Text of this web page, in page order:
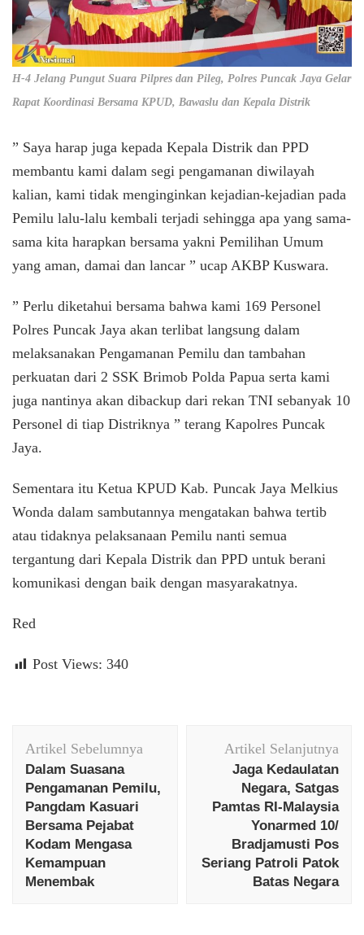
H-4 Jelang Pungut Suara Pilpres dan Pileg, Polres Puncak Jaya Gelar
Rapat Koordinasi Bersama KPUD, Bawaslu dan Kepala Distrik
” Saya harap juga kepada Kepala Distrik dan PPD
membantu kami dalam segi pengamanan diwilayah
kalian, kami tidak menginginkan kejadian-kejadian pada
Pemilu lalu-lalu kembali terjadi sehingga apa yang sama-
sama kita harapkan bersama yakni Pemilihan Umum
yang aman, damai dan lancar ” ucap AKBP Kuswara.
” Perlu diketahui bersama bahwa kami 169 Personel
Polres Puncak Jaya akan terlibat langsung dalam
melaksanakan Pengamanan Pemilu dan tambahan
perkuatan dari 2 SSK Brimob Polda Papua serta kami
juga nantinya akan dibackup dari rekan TNI sebanyak 10
Personel di tiap Distriknya ” terang Kapolres Puncak
Jaya.
Sementara itu Ketua KPUD Kab. Puncak Jaya Melkius
Wonda dalam sambutannya mengatakan bahwa tertib
atau tidaknya pelaksanaan Pemilu nanti semua
tergantung dari Kepala Distrik dan PPD untuk berani
komunikasi dengan baik dengan masyarakatnya.
Red
Post Views: 340
Artikel
Artikel Sebelumnya
Dalam Suasana
Pengamanan Pemilu,
Pangdam Kasuari
Bersama Pejabat
Kodam Mengasa
Kemampuan
Menembak
Artikel Selanjutnya
Jaga Kedaulatan
Negara, Satgas
Pamtas RI-Malaysia
Yonarmed 10/
Bradjamusti Pos
Seriang Patroli Patok
Batas Negara